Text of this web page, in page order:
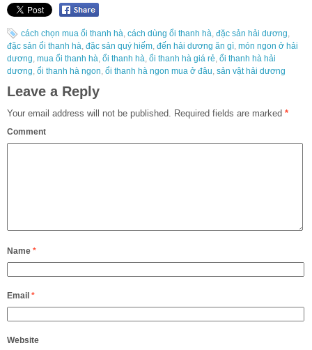
cách chọn mua ổi thanh hà, cách dùng ổi thanh hà, đặc sản hải dương,
đặc sản ổi thanh hà, đặc sản quý hiếm, đến hải dương ăn gì, món ngon ở hải
dương, mua ổi thanh hà, ổi thanh hà, ổi thanh hà giá rẻ, ổi thanh hà hải
dương, ổi thanh hà ngon, ổi thanh hà ngon mua ở đâu, sản vật hải dương
Leave a Reply
Your email address will not be published. Required fields are marked *
Comment
Name *
Email *
Website